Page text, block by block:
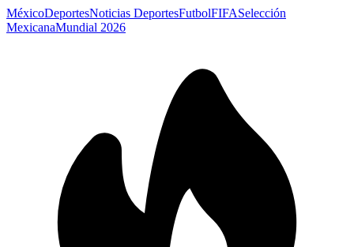
MéxicoDeportesNoticias DeportesFutbolFIFASelección
MexicanaMundial 2026